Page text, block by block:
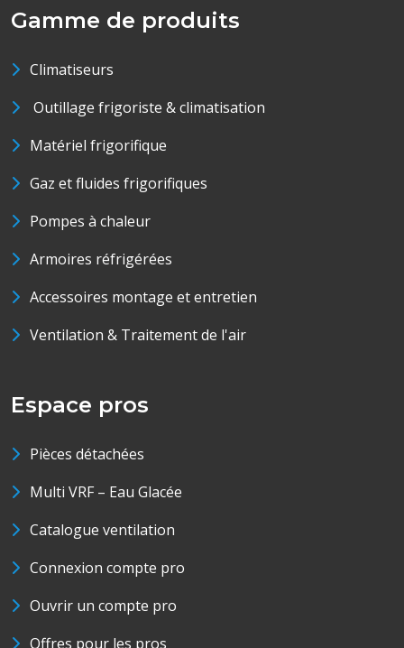
Gamme de produits
Climatiseurs
Outillage frigoriste & climatisation
Matériel frigorifique
Gaz et fluides frigorifiques
Pompes à chaleur
Armoires réfrigérées
Accessoires montage et entretien
Ventilation & Traitement de l'air
Espace pros
Pièces détachées
Multi VRF – Eau Glacée
Catalogue ventilation
Connexion compte pro
Ouvrir un compte pro
Offres pour les pros